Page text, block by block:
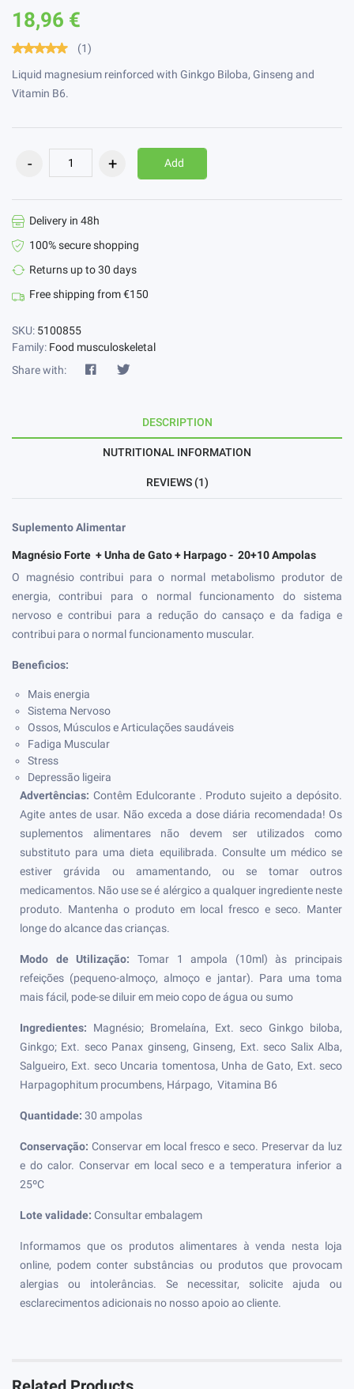
18,96 €
(1)
Liquid magnesium reinforced with Ginkgo Biloba, Ginseng and
Vitamin B6.
Add
Delivery in 48h
100% secure shopping
Returns up to 30 days
Free shipping from €150
SKU: 5100855
Family: Food musculoskeletal
Share with:
DESCRIPTION
NUTRITIONAL INFORMATION
REVIEWS (1)
Suplemento Alimentar
Magnésio Forte + Unha de Gato + Harpago - 20+10Ampolas
O magnésio contribui para o normal metabolismo produtor de
energia, contribui para o normal funcionamento do sistema
nervoso e contribui para a redução do cansaço e da fadiga e
contribui para o normal funcionamento muscular.
Beneficios:
Mais energia
Sistema Nervoso
Ossos, Músculos e Articulações saudáveis
Fadiga Muscular
Stress
Depressão ligeira
Advertências: Contêm Edulcorante . Produto sujeito a depósito.
Agite antes de usar. Não exceda a dose diária recomendada! Os
suplementos alimentares não devem ser utilizados como
substituto para uma dieta equilibrada. Consulte um médico se
estiver grávida ou amamentando, ou se tomar outros
medicamentos. Não use se é alérgico a qualquer ingrediente neste
produto. Mantenha o produto em local fresco e seco. Manter
longe do alcance das crianças.
Modo de Utilização: Tomar 1 ampola (10ml) às principais
refeições (pequeno-almoço, almoço e jantar). Para uma toma
mais fácil, pode-se diluir em meio copo de água ou sumo
Ingredientes: Magnésio; Bromelaína, Ext. seco Ginkgo biloba,
Ginkgo; Ext. seco Panax ginseng, Ginseng, Ext. seco Salix Alba,
Salgueiro, Ext. seco Uncaria tomentosa, Unha de Gato, Ext. seco
Harpagophitum procumbens, Hárpago, Vitamina B6
Quantidade: 30 ampolas
Conservação: Conservar em local fresco e seco. Preservar da luz
e do calor. Conservar em local seco e a temperatura inferior a
25ºC
Lote validade: Consultar embalagem
Informamos que os produtos alimentares à venda nesta loja
online, podem conter substâncias ou produtos que provocam
alergias ou intolerâncias. Se necessitar, solicite ajuda ou
esclarecimentos adicionais no nosso apoio ao cliente.